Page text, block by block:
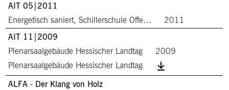
AIT 05|2011
Energetisch saniert, Schillerschule Offe…
2011
AIT 11|2009
Plenarsaalgebäude Hessischer Landtag
2009
Plenarsaalgebäude Hessischer Landtag
ALFA - Der Klang von Holz